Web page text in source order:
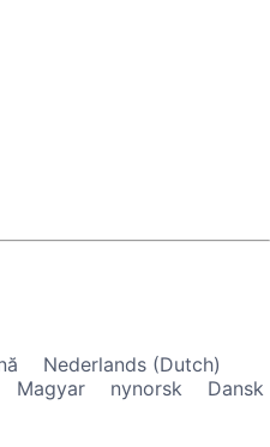
Nederlands (Dutch)
Magyar nynorsk
Dansk